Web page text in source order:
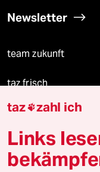
Newsletter
team zukunft
taz frisch
taz zahl ich
taz lab Infobrief
taz zahl ich
Links